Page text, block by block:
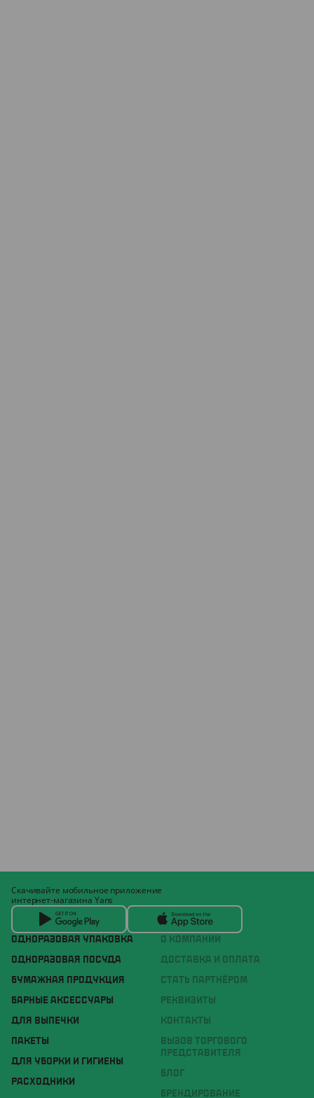
ОДНОРАЗОВАЯ УПАКОВКА
ОДНОРАЗОВАЯ ПОСУДА
БУМАЖНАЯ ПРОДУКЦИЯ
БАРНЫЕ АКСЕССУАРЫ
ДЛЯ ВЫПЕЧКИ
ПАКЕТЫ
ДЛЯ УБОРКИ И ГИГИЕНЫ
РАСХОДНИКИ
О КОМПАНИИ
ДОСТАВКА И ОПЛАТА
СТАТЬ ПАРТНЁРОМ
РЕКВИЗИТЫ
КОНТАКТЫ
ВЫЗОВ ТОРГОВОГО
ПРЕДСТАВИТЕЛЯ
БЛОГ
БРЕНДИРОВАНИЕ
Скачивайте мобильное приложение
интернет-магазина Yans